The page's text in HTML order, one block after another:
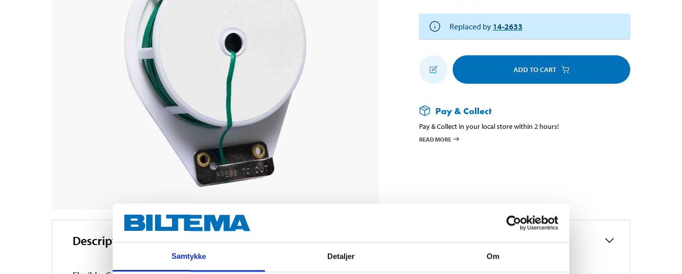
Samtykke Detaljer Om
Replaced by 14-2633
ADD TO CART
Pay & Collect
Pay & Collect in your local store within 2 hours!
READ MORE
Description